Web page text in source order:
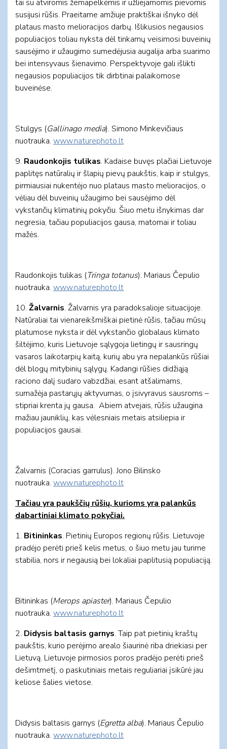
tai su atviromis žemapelkėmis ir užliejamomis pievomis
susijusi rūšis. Praeitame amžiuje praktiškai išnyko dėl
plataus masto melioracijos darbų. Išlikusios negausios
populiacijos toliau nyksta dėl tinkamų veisimosi buveinių
sausėjimo ir užaugimo sumedėjusia augalija arba suarimo
bei intensyvaus šienavimo. Perspektyvoje gali išlikti
negausios populiacijos tik dirbtinai palaikomose
buveinėse.
Stulgys (Gallinago media). Simono Minkevičiaus
nuotrauka. www.naturephoto.lt
9. Raudonkojis tulikas. Kadaise buvęs plačiai Lietuvoje
paplitęs natūralių ir šlapių pievų paukštis, kaip ir stulgys,
pirmiausiai nukentėjo nuo plataus masto melioracijos, o
vėliau dėl buveinių užaugimo bei sausėjimo dėl
vykstančių klimatinių pokyčiu. Šiuo metu išnykimas dar
negresia, tačiau populiacijos gausa, matomai ir toliau
mažės.
Raudonkojis tulikas (Tringa totanus). Mariaus Čepulio
nuotrauka. www.naturephoto.lt
10. Žalvarnis. Žalvarnis yra paradoksalioje situacijoje.
Natūraliai tai vienareikšmiškai pietinė rūšis, tačiau mūsų
platumose nyksta ir dėl vykstančio globalaus klimato
šiltėjimo, kuris Lietuvoje sąlygoja lietingų ir sausringų
vasaros laikotarpių kaitą, kurių abu yra nepalankūs rūšiai
dėl blogų mitybinių sąlygų. Kadangi rūšies didžiąją
raciono dalį sudaro vabzdžiai, esant atšalimams,
sumažėja pastarųjų aktyvumas, o įsivyravus sausroms –
stipriai krenta jų gausa. Abiem atvejais, rūšis užaugina
mažiau jauniklių, kas vėlesniais metais atsiliepia ir
populiacijos gausai.
Žalvarnis (Coracias garrulus). Jono Bilinsko
nuotrauka. www.naturephoto.lt
Tačiau yra paukščių rūšių, kurioms yra palankūs
dabartiniai klimato pokyčiai.
1. Bitininkas. Pietinių Europos regionų rūšis. Lietuvoje
pradėjo perėti prieš kelis metus, o šiuo metu jau turime
stabilia, nors ir negausią bei lokaliai paplitusią populiaciją.
Bitininkas (Merops apiaster). Mariaus Čepulio
nuotrauka. www.naturephoto.lt
2. Didysis baltasis garnys. Taip pat pietinių kraštų
paukštis, kurio perėjimo arealo šiaurinė riba driekiasi per
Lietuvą. Lietuvoje pirmosios poros pradėjo perėti prieš
dešimtmetį, o paskutiniais metais reguliariai įsikūrė jau
keliose šalies vietose.
Didysis baltasis garnys (Egretta alba). Mariaus Čepulio
nuotrauka. www.naturephoto.lt